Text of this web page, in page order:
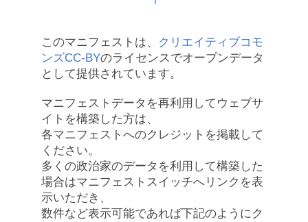
このマニフェストは、
クリエイティブコモ
ンズCC-BYのライセンスでオープンデータ
として提供されています。
マニフェストデータを再利用してウェブサ
イトを構築した方は、
各マニフェストへのクレジットを掲載して
ください。
多くの政治家のデータを利用して構築した
場合はマニフェストスイッチへリンクを表
示いただき、
数件など表示可能であれば下記のようにク